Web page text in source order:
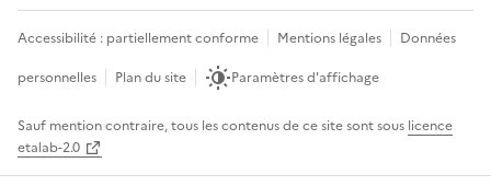
Accessibilité : partiellement conforme Mentions légales
Données
personnelles
Plan du site Paramètres d'affichage
Sauf mention contraire, tous les contenus de ce site sont sous licence
etalab-2.0